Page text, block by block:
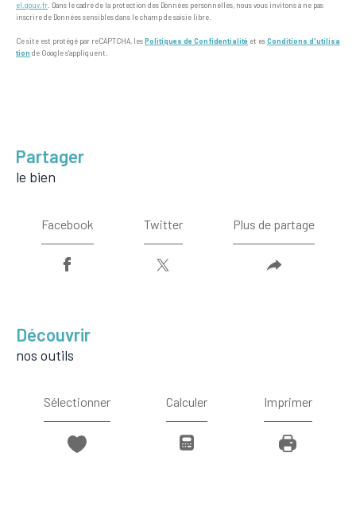
el.gouv.fr . Dans le cadre de la protection des Données personnelles, nous vous invitons à ne pas
inscrire de Données sensibles dans le champ de saisie libre.
Ce site est protégé par reCAPTCHA, lesPolitiques de Confidentialité et esConditions d'utilisa
tion de Google s'appliquent.
partager
le bien
Facebook Twitter Plus de partage
découvrir
nos outils
Sélectionner Calculer Imprimer